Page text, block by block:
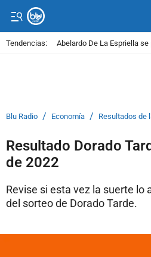
Tendencias: Abelardo De La Espriella
Blu Radio / Economía / Resultados de
Resultado Dorado
de 2022
Revise si esta vez la suerte lo
del sorteo de Dorado Tarde.